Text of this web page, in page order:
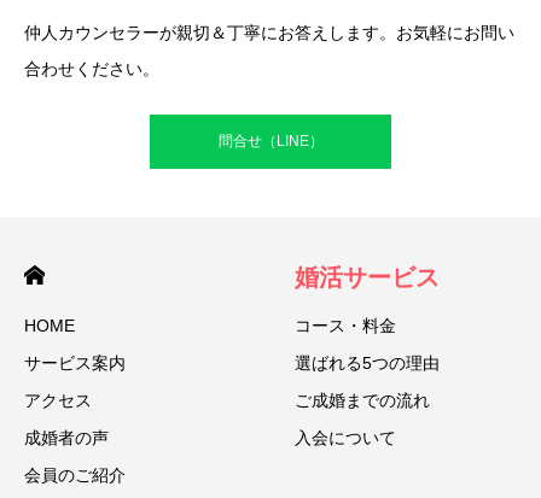
仲人カウンセラーが親切＆丁寧にお答えします。お気軽にお問い
合わせください。
問合せ（LINE）
HOME
サービス案内
アクセス
成婚者の声
会員のご紹介
婚活サービス
コース・料金
選ばれる5つの理由
ご成婚までの流れ
入会について